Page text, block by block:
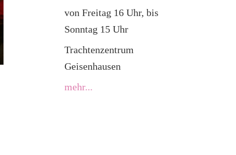
von Freitag 16 Uhr, bis
Sonntag 15 Uhr
Trachtenzentrum
Geisenhausen
mehr...